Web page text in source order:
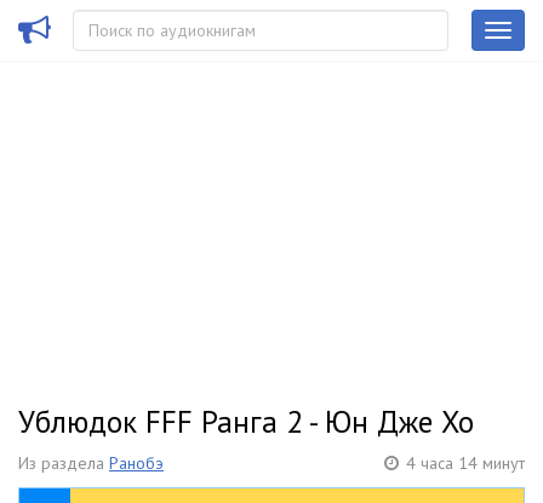
Ублюдок FFF Ранга 2 - Юн Дже Хо
Из раздела Ранобэ 4 часа 14 минут